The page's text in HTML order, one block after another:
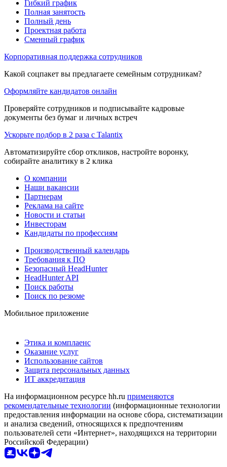
Гибкий график
Полная занятость
Полный день
Проектная работа
Сменный график
Корпоративная поддержка сотрудников
Какой соцпакет вы предлагаете семейным сотрудникам?
Оформляйте кандидатов онлайн
Проверяйте сотрудников и подписывайте кадровые
документы без бумаг и личных встреч
Ускорьте подбор в 2 раза с Talantix
Автоматизируйте сбор откликов, настройте воронку,
собирайте аналитику в 2 клика
О компании
Наши вакансии
Партнерам
Реклама на сайте
Новости и статьи
Инвесторам
Кандидаты по профессиям
Производственный календарь
Требования к ПО
Безопасный HeadHunter
HeadHunter API
Поиск работы
Поиск по резюме
Мобильное приложение
Этика и комплаенс
Оказание услуг
Использование сайтов
Защита персональных данных
ИТ аккредитация
На информационном ресурсе hh.ru применяются
рекомендательные технологии (информационные технологии
предоставления информации на основе сбора, систематизации
и анализа сведений, относящихся к предпочтениям
пользователей сети «Интернет», находящихся на территории
Российской Федерации)